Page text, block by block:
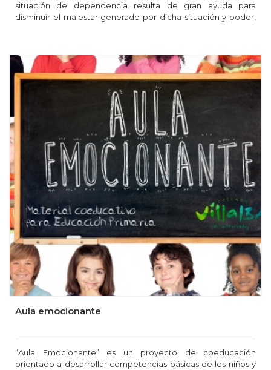
situación de dependencia resulta de gran ayuda para
disminuir el malestar generado por dicha situación y poder,
Aula emocionante
“Aula Emocionante” es un proyecto de coeducación
orientado a desarrollar competencias básicas de los niños y